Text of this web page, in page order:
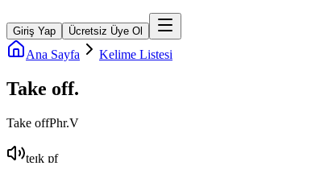
Giriş Yap Ücretsiz Üye Ol
Ana Sayfa Kelime Listesi
Take off.
Take offPhr.V
teɪk ɒf